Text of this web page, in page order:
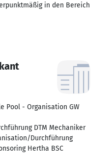
in den Bereich
Pool - Organisation GW
DTM Mechaniker
Durchführung
Hertha BSC